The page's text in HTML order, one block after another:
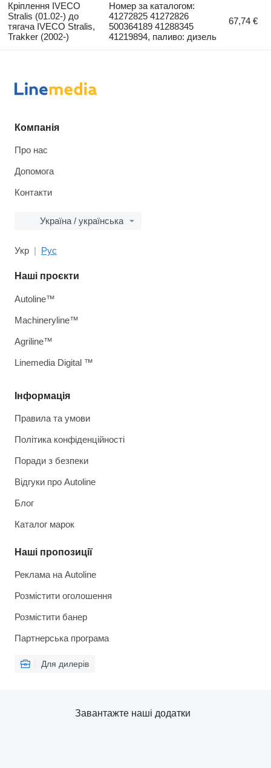
Кріплення IVECO
Stralis (01.02-) до
тягача IVECO Stralis,
Trakker (2002-)
Номер за каталогом:
41272825 41272826
500364189 41288345
41219894, паливо: дизель
67,74 €
Компанія
Про нас
Допомога
Контакти
Україна / українська
Укр Рус
Інформація
Правила та умови
Політика конфіденційності
Поради з безпеки
Відгуки про Autoline
Блог
Каталог марок
Наші пропозиції
Реклама на Autoline
Розмістити оголошення
Розмістити банер
Партнерська програма
Для дилерів
Наші проєкти
Autoline™
Machineryline™
Agriline™
Linemedia Digital ™
Завантажте наші додатки